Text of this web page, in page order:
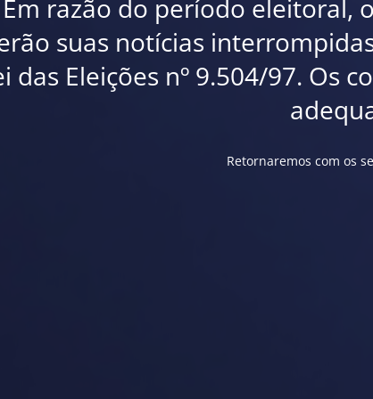
Em razão do período eleitoral,
suas notícias
das Eleições nº 9.504/97. Os
Retornaremos com os